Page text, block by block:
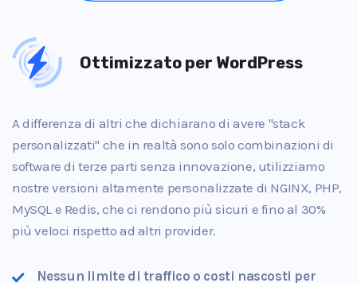
Ottimizzato per WordPress
A differenza di altri che dichiarano di avere "stack
personalizzati" che in realtà sono solo combinazioni di
software di terze parti senza innovazione, utilizziamo
nostre versioni altamente personalizzate di NGINX, PHP,
MySQL e Redis, che ci rendono più sicuri e fino al 30%
più veloci rispetto ad altri provider.
Nessun limite di traffico o costi nascosti per